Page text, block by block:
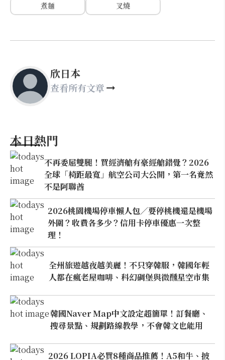
煮麵
叉燒
欣日本
查看所有文章
本日熱門
不再委屈雙腿！買經濟艙有豪經艙錯覺？2026
全球「椅距最寬」航空公司大公開，第一名竟然
不是阿聯酋
2026桃園機場停車懶人包／要停桃機還是機場
外圍？收費各多少？信用卡停車優惠一次整
理！
全州旅遊越夜越美麗！不只穿韓服，韓國年輕
人都在瘋老屋咖啡、科幻碉堡與微醺星空市集
韓國Naver Map中文設定超簡單！訂餐廳、
搜尋景點、規劃路線教學，不會韓文也能用
2026 LOPIA必買8種商品推薦！A5和牛、披